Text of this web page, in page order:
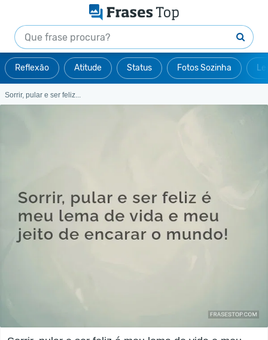
Reflexão Atitude Status Fotos Sozinha
Sorrir, pular e ser feliz...